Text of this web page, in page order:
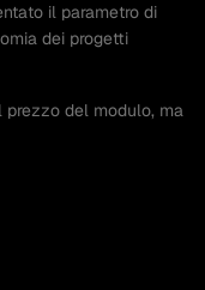
il parametro di
dei progetti
del modulo, ma